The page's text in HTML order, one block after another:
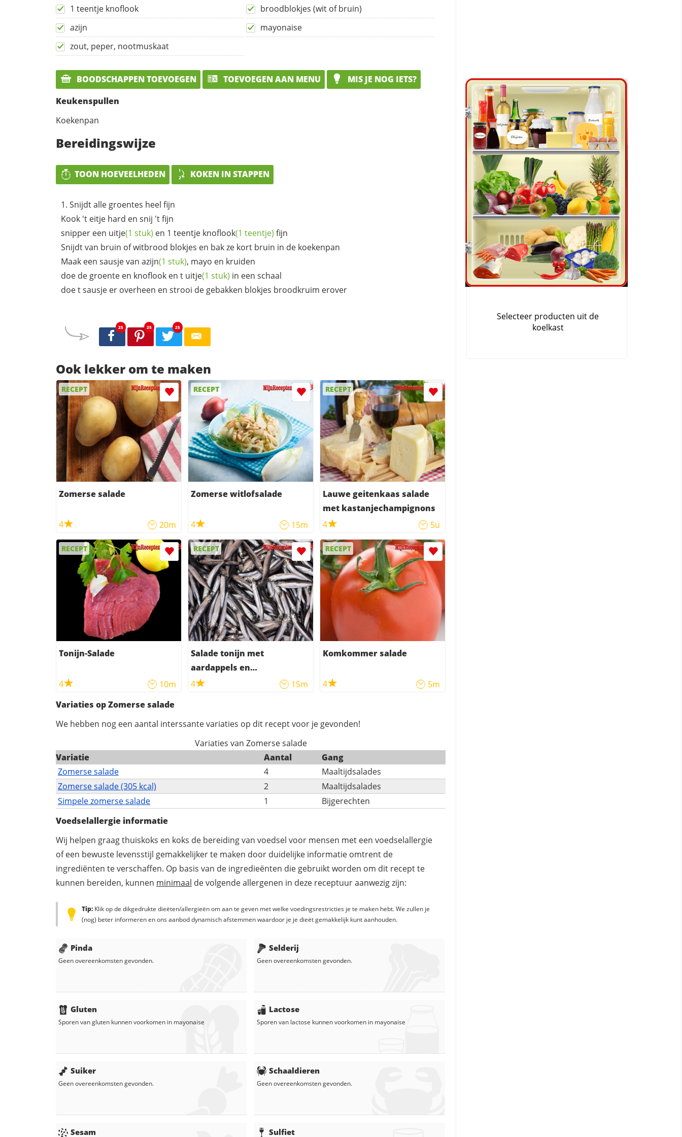
1 teentje knoflook
broodblokjes (wit of bruin)
azijn
mayonaise
zout, peper, nootmuskaat
BOODSCHAPPEN TOEVOEGEN TOEVOEGEN AAN MENU
MIS JE NOG IETS?
Keukenspullen
Koekenpan
Bereidingswijze
TOON HOEVEELHEDEN KOKEN IN STAPPEN
Snijdt alle groentes heel fijn
Kook 't eitje hard en snij 't fijn
snipper een uitje(1 stuk) en 1 teentje knoflook(1 teentje) fijn
Snijdt van bruin of witbrood blokjes en bak ze kort bruin in de koekenpan
Maak een sausje van azijn(1 stuk), mayo en kruiden
doe de groente en knoflook en t uitje(1 stuk) in een schaal
doe t sausje er overheen en strooi de gebakken blokjes broodkruim erover
25 25 25
Ook lekker om te maken
RECEPT
Zomerse salade
4 20m
RECEPT
Zomerse witlofsalade
4 15m
RECEPT
Lauwe geitenkaas salade
met kastanjechampignons
4
5u
RECEPT
Tonijn-Salade
4 10m
RECEPT
Salade tonijn met
aardappels en
ansjovismayonaise
4 15m
RECEPT
Komkommer salade
4
5m
Variaties op Zomerse salade
We hebben nog een aantal interssante variaties op dit recept voor je gevonden!
Variaties van Zomerse salade
Variatie
Aantal
Gang
Zomerse salade
4
Maaltijdsalades
Zomerse salade (305 kcal)
2
Maaltijdsalades
Simpele zomerse salade
1
Bijgerechten
Voedselallergie informatie
Wij helpen graag thuiskoks en koks de bereiding van voedsel voor mensen met een voedselallergie
of een bewuste levensstijl gemakkelijker te maken door duidelijke informatie omtrent de
ingrediënten te verschaffen. Op basis van de ingredieënten die gebruikt worden om dit recept te
kunnen bereiden, kunnen minimaal de volgende allergenen in deze receptuur aanwezig zijn:
Tip: Klik op de dikgedrukte dieëten/allergieën om aan te geven met welke voedingsrestricties je te maken hebt. We zullen je
(nog) beter informeren en ons aanbod dynamisch afstemmen waardoor je je dieët gemakkelijk kunt aanhouden.
Pinda
Geen overeenkomsten gevonden.
Gluten
Sporen van gluten kunnen voorkomen in mayonaise
Suiker
Geen overeenkomsten gevonden.
Sesam
Selderij
Geen overeenkomsten gevonden.
Lactose
Sporen van lactose kunnen voorkomen in mayonaise
Schaaldieren
Geen overeenkomsten gevonden.
Sulfiet